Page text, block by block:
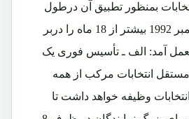
بمنظور تطبیق آن درطول
مدتیکه از تاریخ 29 دسمبر 1992 بیشتر از 18 ماه را دربر
آمد: الف ـ تأسیس فوری یک
انتخابات مرکب از همه
وظیفه خواهد داشت تا